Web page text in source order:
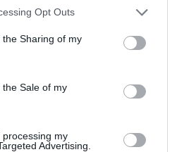
app uses one or more Google
usage behaviour. You may click to
Google and its third-party tags to
purposes in below Google
Opt Outs
Sharing of my
Sale of my
my
Advertising.